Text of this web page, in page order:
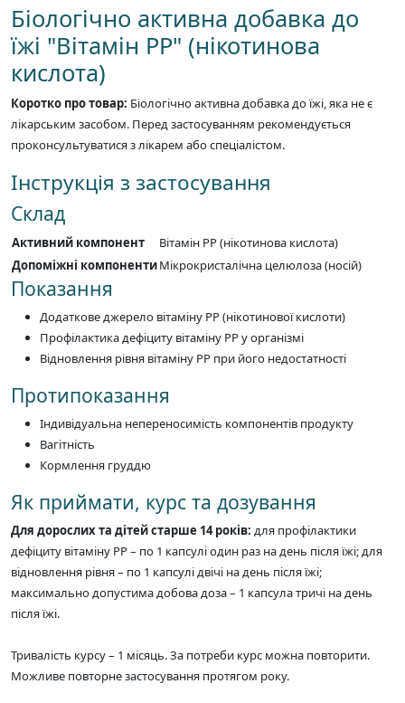
Біологічно активна добавка до
їжі "Вітамін РР" (нікотинова
кислота)
Коротко про товар: Біологічно активна добавка до їжі, яка не є
лікарським засобом. Перед застосуванням рекомендується
проконсультуватися з лікарем або спеціалістом.
Інструкція з застосування
Склад
Активний компонент
Вітамін РР (нікотинова кислота)
Допоміжні компонентиМікрокристалічна целюлоза (носій)
Показання
Додаткове джерело вітаміну РР (нікотинової кислоти)
Профілактика дефіциту вітаміну РР у організмі
Відновлення рівня вітаміну РР при його недостатності
Протипоказання
Індивідуальна непереносимість компонентів продукту
Вагітність
Кормлення груддю
Як приймати, курс та дозування
Для дорослих та дітей старше 14 років: для профілактики
дефіциту вітаміну РР – по 1 капсулі один раз на день після їжі; для
відновлення рівня – по 1 капсулі двічі на день після їжі;
максимально допустима добова доза – 1 капсула тричі на день
після їжі.
Тривалість курсу – 1 місяць. За потреби курс можна повторити.
Можливе повторне застосування протягом року.